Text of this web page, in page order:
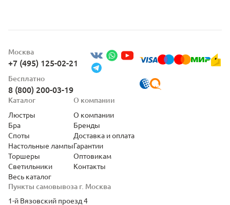
Москва
+7 (495) 125-02-21
Бесплатно
8 (800) 200-03-19
Пункты самовывоза г. Москва
1-й Вязовский проезд 4
Каталог
Люстры
Бра
Споты
Настольные лампы
Торшеры
Светильники
Весь каталог
О компании
О компании
Бренды
Доставка и оплата
Гарантии
Оптовикам
Контакты